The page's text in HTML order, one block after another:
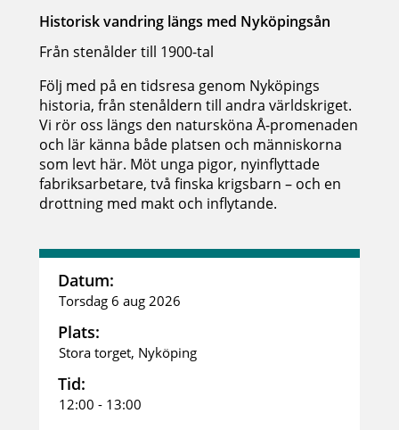
Historisk vandring längs med Nyköpingsån
Från stenålder till 1900-tal
Följ med på en tidsresa genom Nyköpings
historia, från stenåldern till andra världskriget.
Vi rör oss längs den natursköna Å-promenaden
och lär känna både platsen och människorna
som levt här. Möt unga pigor, nyinflyttade
fabriksarbetare, två finska krigsbarn – och en
drottning med makt och inflytande.
Datum:
Torsdag 6 aug 2026
Plats:
Stora torget, Nyköping
Tid:
12:00 - 13:00